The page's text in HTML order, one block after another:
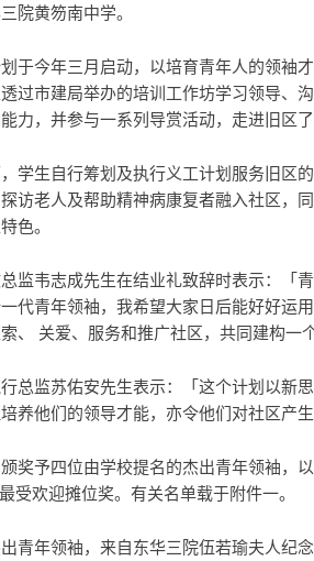
院黄笏南中学。
于今年三月启动，以培育青年人的领袖
过市建局举办的培训工作坊学习领导、
力，并参与一系列导赏活动，走进旧区了
学生自行筹划及执行义工计划服务旧区
访老人及帮助精神病康复者融入社区，
色。
监韦志成先生在结业礼致辞时表示：「
代青年领袖，我希望大家日后能好好运
、 关爱、服务和推广社区，共同建构一
总监苏佑安先生表示：「这个计划以新
养他们的领导才能，亦令他们对社区产生
奖予四位由学校提名的杰出青年领袖，
受欢迎摊位奖。有关名单载于附件一。
青年领袖，来自东华三院伍若瑜夫人纪